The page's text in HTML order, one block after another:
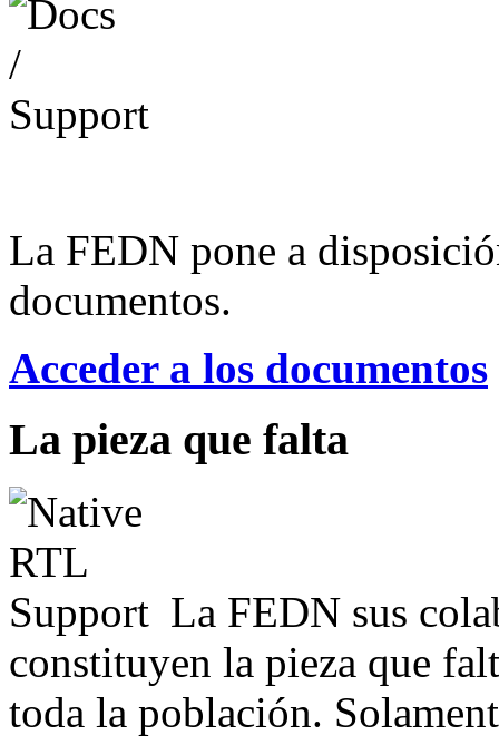
La FEDN pone a
documentos.
Acceder a los documentos
La pieza que falta
La FEDN sus
constituyen la pieza que
toda la población.